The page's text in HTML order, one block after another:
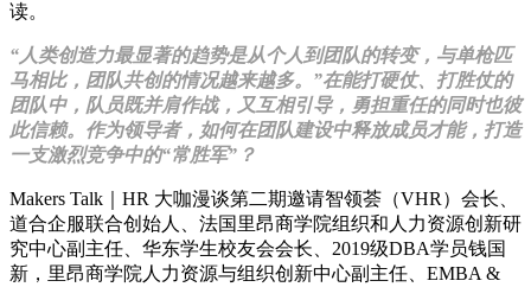
读。
“人类创造力最显著的趋势是从个人到团队的转变，与单枪匹
马相比，团队共创的情况越来越多。”在能打硬仗、打胜仗的
团队中，队员既并肩作战，又互相引导，勇担重任的同时也彼
此信赖。作为领导者，如何在团队建设中释放成员才能，打造
一支激烈竞争中的“常胜军”？
Makers Talk｜HR 大咖漫谈第二期邀请智领荟（VHR）会长、
道合企服联合创始人、法国里昂商学院组织和人力资源创新研
究中心副主任、华东学生校友会会长、2019级DBA学员钱国
新，里昂商学院人力资源与组织创新中心副主任、EMBA &